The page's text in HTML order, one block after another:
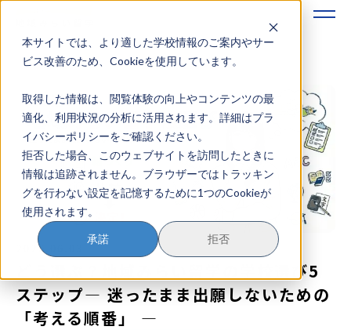
本サイトでは、より適した学校情報のご案内やサー
ビス改善のため、Cookieを使用しています。
取得した情報は、閲覧体験の向上やコンテンツの最
適化、利用状況の分析に活用されます。詳細はプラ
イバシーポリシーをご確認ください。
拒否した場合、このウェブサイトを訪問したときに
情報は追跡されません。ブラウザーではトラッキン
グを行わない設定を記憶するために1つのCookieが
使用されます。
承諾 拒否
地域みらい留学のすすめかた
地域みらい留学とは
学校を探す
イベントを探す
おためし地域留学
マガジン
奨学金について
2026.06.03
どう選ぶ？地域みらい留学の学校選び5
ステップ― 迷ったまま出願しないための
「考える順番」 ―